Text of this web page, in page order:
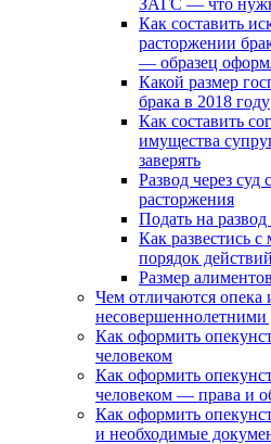
ЗАГС — что
Как составить
расторжении
— образец
Какой размер
брака в 2018 году
Как составить
имущества
заверять
Развод через суд
расторжения
Подать на развод
Как развестись
порядок действий
Размер
Чем отличаются опека
несовершеннолетними
Как оформить
человеком
Как оформить
человеком — права и
Как оформить
и необходимые